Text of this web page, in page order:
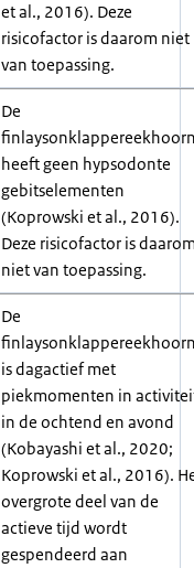
et al., 2016). Deze
risicofactor is daarom niet
van toepassing.
De
heeft geen hypsodonte
gebitselementen
(Koprowski et al., 2016).
Deze risicofactor is
niet van toepassing.
De
is dagactief met
piekmomenten in
in de ochtend en avond
(Kobayashi et al., 2020;
Koprowski et al., 2016).
overgrote deel van de
actieve tijd wordt
gespendeerd aan